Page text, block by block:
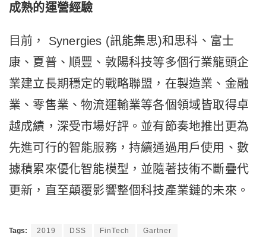
成熟的運營經驗
目前， Synergies (訊能集思)和思科、富士
康、夏普、順豐、敦陽科技等多個行業龍頭企
業建立長期穩定的戰略聯盟，在製造業、金融
業、零售業、物流運輸業等各個領域皆取得卓
越成績，深受市場好評。並有節奏地推出更為
先進可行的智能服務，持續通過用戶使用、數
據積累來優化智能模型，並隨著技術不斷疊代
更新，直至顛覆影響整個科技產業鏈的未來。
Tags: 2019 DSS FinTech Gartner